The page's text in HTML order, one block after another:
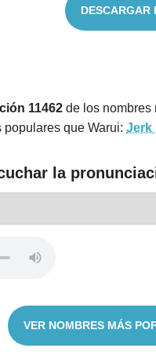
DESCARGAR
11462 de los nombres
que Warui: Jerk
la
VER NOMBRES MÁS